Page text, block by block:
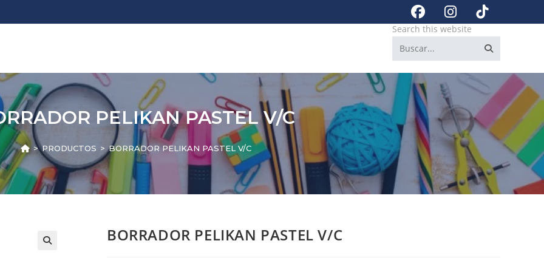
Search this website
PELIKAN PASTEL V/C
> PRODUCTOS > BORRADOR PELIKAN PASTEL V/C
BORRADOR PELIKAN PASTEL V/C